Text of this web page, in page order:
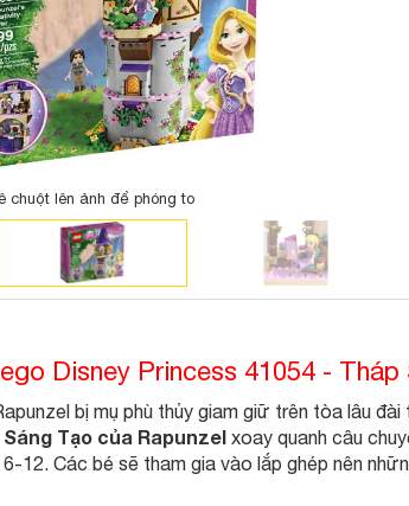
chuột lên ảnh để phóng to
Disney Princess 41054 -
bị mụ phù thủy giam giữ trên tòa lâu
Tạo của Rapunzel xoay quanh câu
12. Các bé sẽ tham gia vào lắp ghép nên